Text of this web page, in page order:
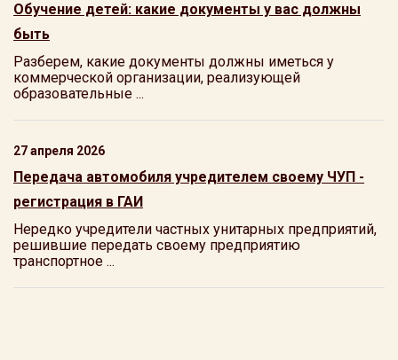
Обучение детей: какие документы у вас должны
быть
Разберем, какие документы должны иметься у
коммерческой организации, реализующей
образовательные ...
27 апреля 2026
Передача автомобиля учредителем своему ЧУП -
регистрация в ГАИ
Нередко учредители частных унитарных предприятий,
решившие передать своему предприятию
транспортное ...